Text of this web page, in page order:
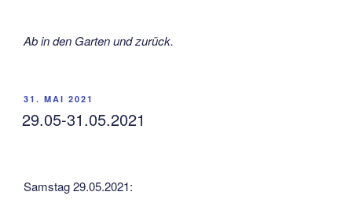
Ab in den Garten und zurück.
VERÖFFENTLICHT
31. MAI 2021
29.05-31.05.2021
Samstag 29.05.2021: